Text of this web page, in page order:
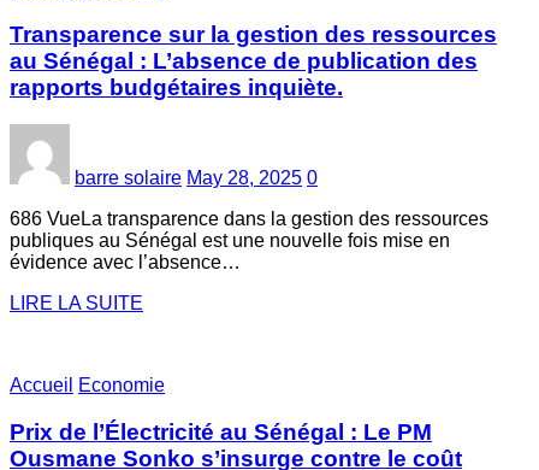
Transparence sur la gestion des ressources
au Sénégal : L’absence de publication des
rapports budgétaires inquiète.
barre solaire May 28, 2025 0
686 VueLa transparence dans la gestion des ressources
publiques au Sénégal est une nouvelle fois mise en
évidence avec l’absence…
LIRE LA SUITE
Accueil Economie
Prix de l’Électricité au Sénégal : Le PM
Ousmane Sonko s’insurge contre le coût